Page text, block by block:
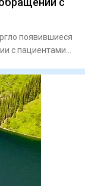
появившиеся
с пациентами